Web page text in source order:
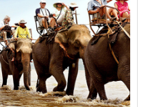
Nam (28/7/1929 –...